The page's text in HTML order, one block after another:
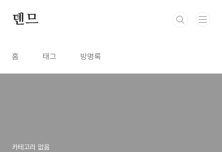
덴므
홈 태그 방명록
카테고리 없음